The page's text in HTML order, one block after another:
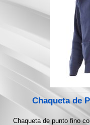
Chaqueta de
Chaqueta de punto fino